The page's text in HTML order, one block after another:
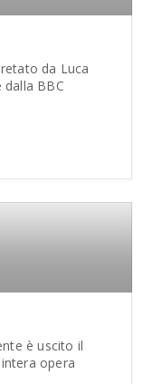
da Luca
BBC
è uscito il
opera